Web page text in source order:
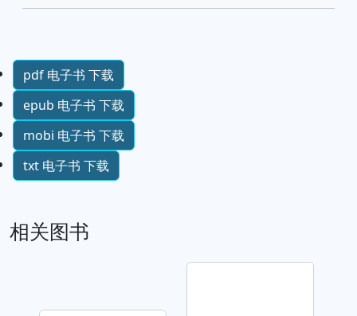
pdf 电子书 下载
epub 电子书 下载
mobi 电子书 下载
txt 电子书 下载
相关图书